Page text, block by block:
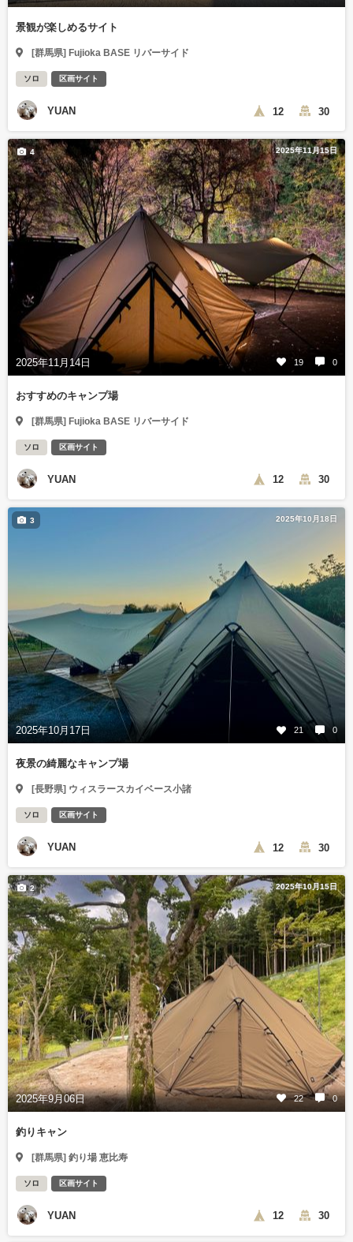
景観が楽しめるサイト
[群馬県] Fujioka BASE リバーサイド
ソロ 区画サイト
YUAN 12 30
2025年11月15日
2025年11月14日 19 0
4
おすすめのキャンプ場
[群馬県] Fujioka BASE リバーサイド
ソロ 区画サイト
YUAN 12 30
2025年10月18日
2025年10月17日 21 0
3
夜景の綺麗なキャンプ場
[長野県] ウィスラースカイベース小諸
ソロ 区画サイト
YUAN 12 30
2025年10月15日
2025年9月06日 22 0
2
釣りキャン
[群馬県] 釣り場 恵比寿
ソロ 区画サイト
YUAN 12 30